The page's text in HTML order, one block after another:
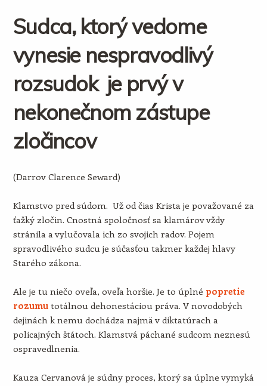
Sudca, ktorý vedome
vynesie nespravodlivý
rozsudok je prvý v
nekonečnom zástupe
zločincov
(Darrov Clarence Seward)
Klamstvo pred súdom. Už od čias Krista je považované za
ťažký zločin. Cnostná spoločnosť sa klamárov vždy
stránila a vylučovala ich zo svojich radov. Pojem
spravodlivého sudcu je súčasťou takmer každej hlavy
Starého zákona.
Ale je tu niečo oveľa, oveľa horšie. Je to úplné popretie
rozumutotálnou dehonestáciou práva. V novodobých
dejinách k nemu dochádza najmä v diktatúrach a
policajných štátoch. Klamstvá páchané sudcom neznesú
ospravedlnenia.
Kauza Cervanová je súdny proces, ktorý sa úplne vymyká